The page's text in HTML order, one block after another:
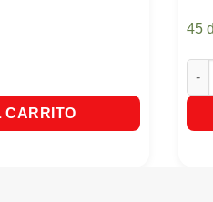
Fresa - Tarro X 237ml cantidad
CARRITO
45